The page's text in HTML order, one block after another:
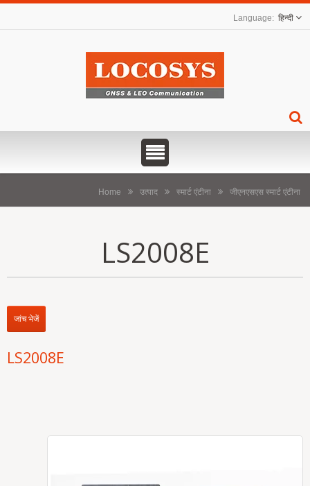
हिन्दी
Home उत्पाद स्मार्ट एंटीना जीएनएसएस स्मार्ट एंटीना
LS2008E
जांच भेजें
LS2008E